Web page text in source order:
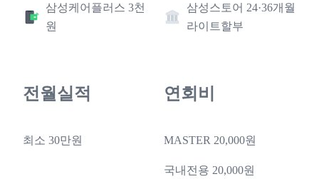
삼성케어플러스 3천
원
삼성스토어 24·36개월
라이트할부
전월실적
최소 30만원
연회비
MASTER 20,000원
국내전용 20,000원